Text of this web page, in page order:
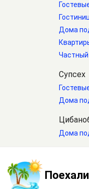
Дома
Частный
Супсех
Дома
Дома